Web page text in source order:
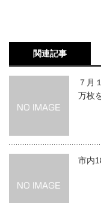
関連記事
７月
万枚
市内